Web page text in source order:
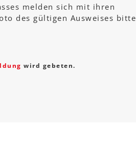
melden sich mit ihren
des gültigen Ausweises bitte
wird gebeten.